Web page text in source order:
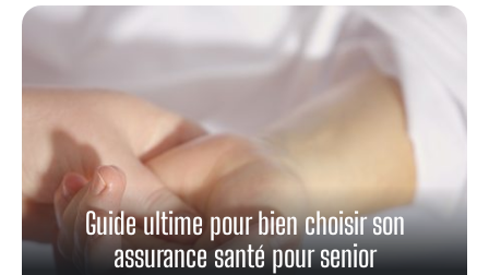
Guide ultime pour bien choisir son
assurance santé pour senior